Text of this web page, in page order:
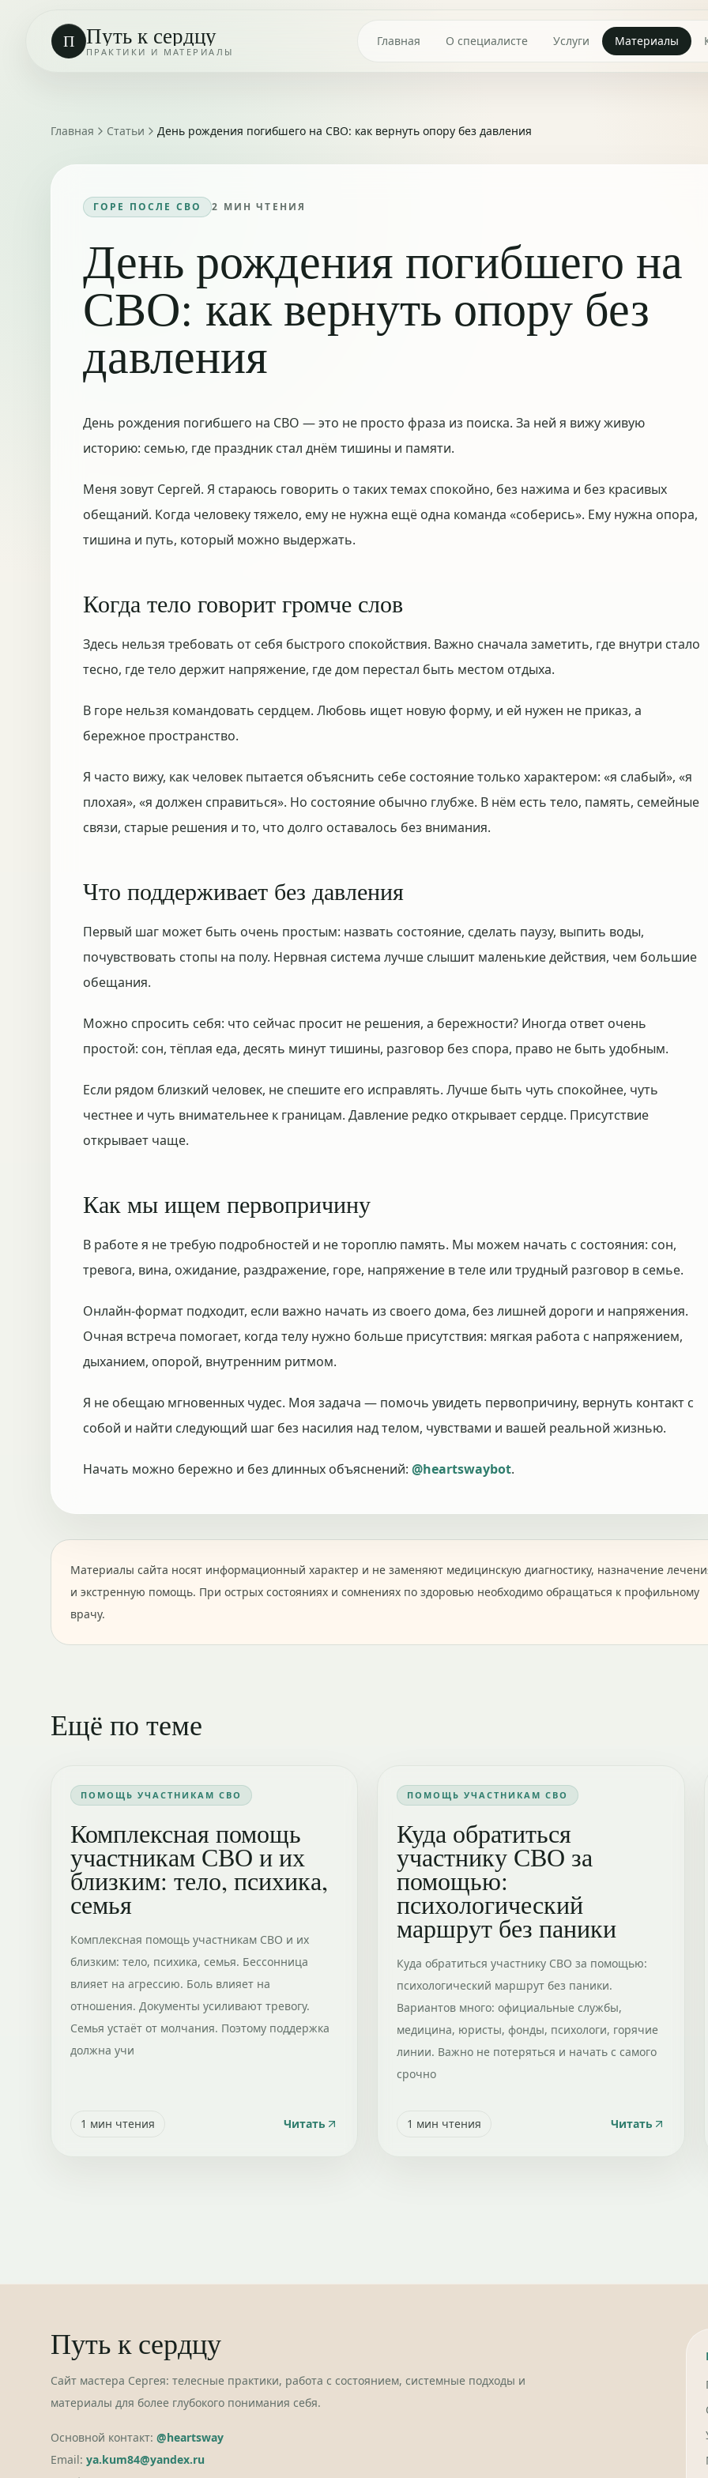
П Путь к сердцу
ПРАКТИКИ И МАТЕРИАЛЫ
Главная О специалисте Услуги Материалы
Главная Статьи День рождения погибшего на СВО: как вернуть опору без давления
ГОРЕ ПОСЛЕ СВО 2 МИН ЧТЕНИЯ
День рождения погибшего на
СВО: как вернуть опору без
давления
День рождения погибшего на СВО — это не просто фраза из поиска. За ней я вижу живую
историю: семью, где праздник стал днём тишины и памяти.
Меня зовут Сергей. Я стараюсь говорить о таких темах спокойно, без нажима и без красивых
обещаний. Когда человеку тяжело, ему не нужна ещё одна команда «соберись». Ему нужна опора,
тишина и путь, который можно выдержать.
Когда тело говорит громче слов
Здесь нельзя требовать от себя быстрого спокойствия. Важно сначала заметить, где внутри стало
тесно, где тело держит напряжение, где дом перестал быть местом отдыха.
В горе нельзя командовать сердцем. Любовь ищет новую форму, и ей нужен не приказ, а
бережное пространство.
Я часто вижу, как человек пытается объяснить себе состояние только характером: «я слабый», «я
плохая», «я должен справиться». Но состояние обычно глубже. В нём есть тело, память, семейные
связи, старые решения и то, что долго оставалось без внимания.
Что поддерживает без давления
Первый шаг может быть очень простым: назвать состояние, сделать паузу, выпить воды,
почувствовать стопы на полу. Нервная система лучше слышит маленькие действия, чем большие
обещания.
Можно спросить себя: что сейчас просит не решения, а бережности? Иногда ответ очень
простой: сон, тёплая еда, десять минут тишины, разговор без спора, право не быть удобным.
Если рядом близкий человек, не спешите его исправлять. Лучше быть чуть спокойнее, чуть
честнее и чуть внимательнее к границам. Давление редко открывает сердце. Присутствие
открывает чаще.
Как мы ищем первопричину
В работе я не требую подробностей и не тороплю память. Мы можем начать с состояния: сон,
тревога, вина, ожидание, раздражение, горе, напряжение в теле или трудный разговор в семье.
Онлайн-формат подходит, если важно начать из своего дома, без лишней дороги и напряжения.
Очная встреча помогает, когда телу нужно больше присутствия: мягкая работа с напряжением,
дыханием, опорой, внутренним ритмом.
Я не обещаю мгновенных чудес. Моя задача — помочь увидеть первопричину, вернуть контакт с
собой и найти следующий шаг без насилия над телом, чувствами и вашей реальной жизнью.
Начать можно бережно и без длинных объяснений: @heartswaybot.
Материалы сайта носят информационный характер и не заменяют медицинскую диагностику, назначение
и экстренную помощь. При острых состояниях и сомнениях по здоровью необходимо обращаться к профильному
врачу.
Ещё по теме
ПОМОЩЬ УЧАСТНИКАМ СВО
Комплексная помощь
участникам СВО и их
близким: тело, психика,
семья
Комплексная помощь участникам СВО и их
близким: тело, психика, семья. Бессонница
влияет на агрессию. Боль влияет на
отношения. Документы усиливают тревогу.
Семья устаёт от молчания. Поэтому поддержка
должна учи
1 мин чтения Читать
ПОМОЩЬ УЧАСТНИКАМ СВО
Куда обратиться
участнику СВО за
помощью:
психологический
маршрут без паники
Куда обратиться участнику СВО за помощью:
психологический маршрут без паники.
Вариантов много: официальные службы,
медицина, юристы, фонды, психологи, горячие
линии. Важно не потеряться и начать с самого
срочно
1 мин чтения Читать
Путь к сердцу
Сайт мастера Сергея: телесные практики, работа с состоянием, системные подходы и
материалы для более глубокого понимания себя.
Основной контакт: @heartsway
Email: ya.kum84@yandex.ru